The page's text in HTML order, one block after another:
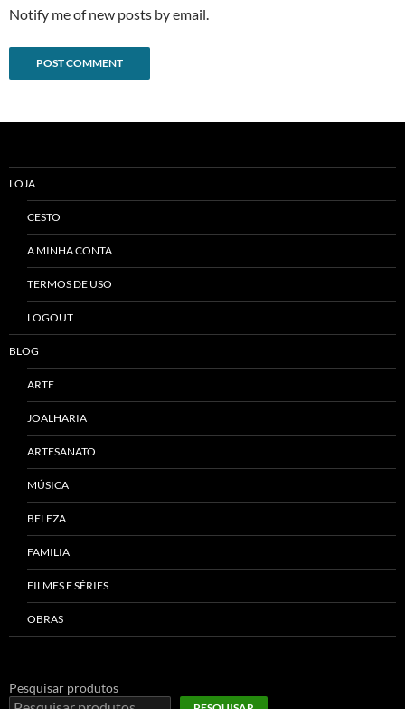
Notify me of new posts by email.
LOJA
CESTO
A MINHA CONTA
TERMOS DE USO
LOGOUT
BLOG
ARTE
JOALHARIA
ARTESANATO
MÚSICA
BELEZA
FAMILIA
FILMES E SÉRIES
OBRAS
Pesquisar produtos